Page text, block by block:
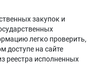
закупок и
легко проверить,
доступе на сайте
реестра исполненных